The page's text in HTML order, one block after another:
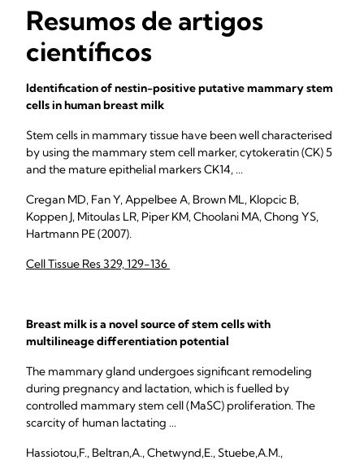
Resumos de artigos
científicos
Identification of nestin-positive putative mammary stem
cells in human breast milk
Stem cells in mammary tissue have been well characterised
by using the mammary stem cell marker, cytokeratin (CK) 5
and the mature epithelial markers CK14, ...
Cregan MD, Fan Y, Appelbee A, Brown ML, Klopcic B,
Koppen J, Mitoulas LR, Piper KM, Choolani MA, Chong YS,
Hartmann PE (2007).
Cell Tissue Res 329, 129-136
Breast milk is a novel source of stem cells with
multilineage differentiation potential
The mammary gland undergoes significant remodeling
during pregnancy and lactation, which is fuelled by
controlled mammary stem cell (MaSC) proliferation. The
scarcity of human lactating ...
Hassiotou,F., Beltran,A., Chetwynd,E., Stuebe,A.M.,